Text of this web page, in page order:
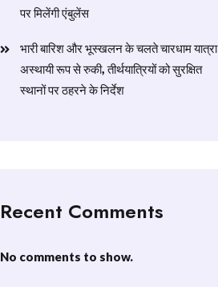
पर मिलेंगी एंबुलेंस
​भारी बारिश और भूस्खलन के चलते चारधाम यात्रा
अस्थायी रूप से रुकी, तीर्थयात्रियों को सुरक्षित
स्थानों पर ठहरने के निर्देश
Recent Comments
No comments to show.